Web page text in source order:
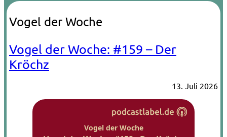
Vogel der Woche
Vogel der Woche: #159 – Der
Kröchz
13. Juli 2026